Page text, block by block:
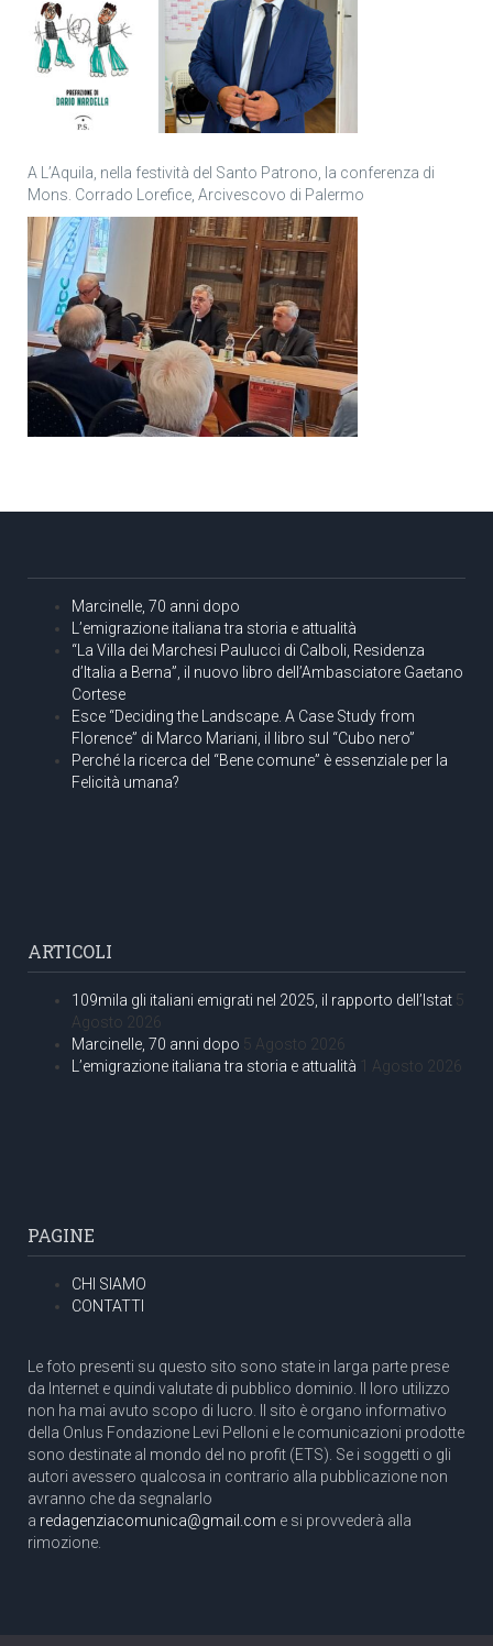
A L’Aquila, nella festività del Santo Patrono, la conferenza di
Mons. Corrado Lorefice, Arcivescovo di Palermo
Marcinelle, 70 anni dopo
L’emigrazione italiana tra storia e attualità
“La Villa dei Marchesi Paulucci di Calboli, Residenza
d’Italia a Berna”, il nuovo libro dell’Ambasciatore Gaetano
Cortese
Esce “Deciding the Landscape. A Case Study from
Florence” di Marco Mariani, il libro sul “Cubo nero”
Perché la ricerca del “Bene comune” è essenziale per la
Felicità umana?
ARTICOLI
109mila gli italiani emigrati nel 2025, il rapporto dell’Istat 5
Agosto 2026
Marcinelle, 70 anni dopo 5 Agosto 2026
L’emigrazione italiana tra storia e attualità 1 Agosto 2026
PAGINE
CHI SIAMO
CONTATTI
Le foto presenti su questo sito sono state in larga parte prese
da Internet e quindi valutate di pubblico dominio. Il loro utilizzo
non ha mai avuto scopo di lucro. Il sito è organo informativo
della Onlus Fondazione Levi Pelloni e le comunicazioni prodotte
sono destinate al mondo del no profit (ETS). Se i soggetti o gli
autori avessero qualcosa in contrario alla pubblicazione non
avranno che da segnalarlo
a redagenziacomunica@gmail.com e si provvederà alla
rimozione.